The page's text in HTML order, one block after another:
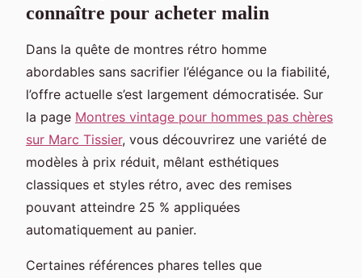
connaître pour acheter malin
Dans la quête de montres rétro homme
abordables sans sacrifier l’élégance ou la fiabilité,
l’offre actuelle s’est largement démocratisée. Sur
la page Montres vintage pour hommes pas chères
sur Marc Tissier, vous découvrirez une variété de
modèles à prix réduit, mêlant esthétiques
classiques et styles rétro, avec des remises
pouvant atteindre 25 % appliquées
automatiquement au panier.
Certaines références phares telles que